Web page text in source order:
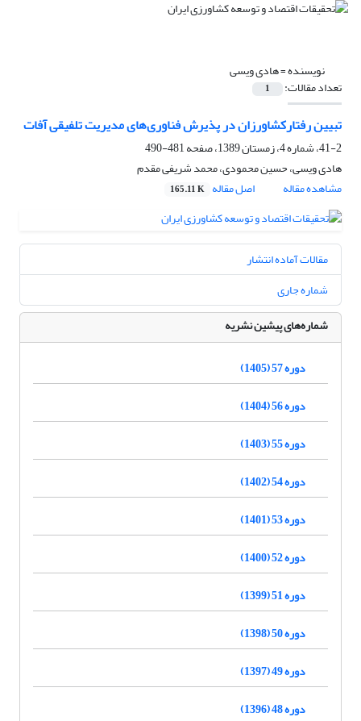
نویسنده =هادی ویسی
تعداد مقالات: 1
تبیین رفتارکشاورزان در پذیرش فناوری‌های مدیریت تلفیقی آفات
41-2، شماره 4، زمستان 1389، صفحه
481-490
هادی ویسی، حسین محمودی، محمد شریفی مقدم
مشاهده مقاله
اصل مقاله 165.11 K
مقالات آماده انتشار
شماره جاری
شماره‌های پیشین نشریه
دوره 57 (1405)
دوره 56 (1404)
دوره 55 (1403)
دوره 54 (1402)
دوره 53 (1401)
دوره 52 (1400)
دوره 51 (1399)
دوره 50 (1398)
دوره 49 (1397)
دوره 48 (1396)